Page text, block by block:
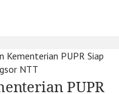
Kementerian PUPR Siap
NTT
PUPR